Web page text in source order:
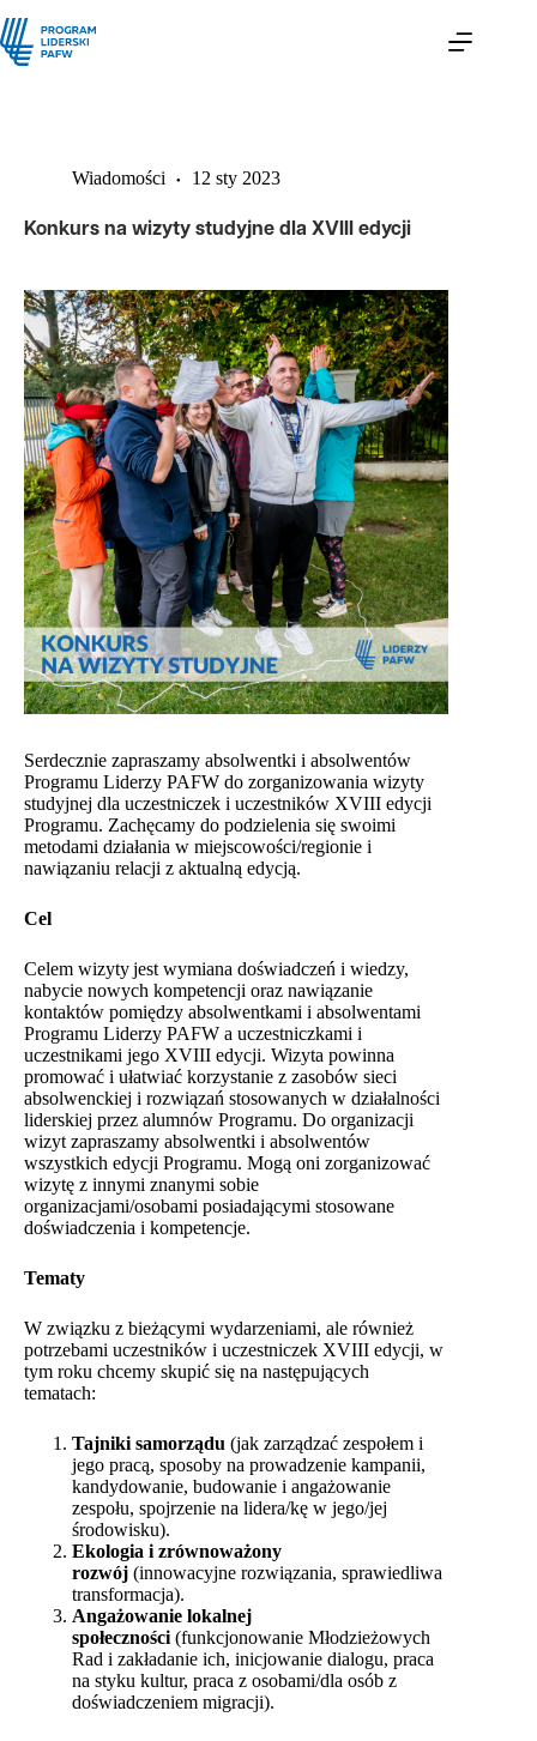
Wiadomości 12 sty 2023
Konkurs na wizyty studyjne dla XVIII edycji
Serdecznie zapraszamy absolwentki i absolwentów
Programu Liderzy PAFW do zorganizowania wizyty
studyjnej dla uczestniczek i uczestników XVIII edycji
Programu. Zachęcamy do podzielenia się swoimi
metodami działania w miejscowości/regionie i
nawiązaniu relacji z aktualną edycją.
Cel
Celem wizyty jest wymiana doświadczeń i wiedzy,
nabycie nowych kompetencji oraz nawiązanie
kontaktów pomiędzy absolwentkami i absolwentami
Programu Liderzy PAFW a uczestniczkami i
uczestnikami jego XVIII edycji. Wizyta powinna
promować i ułatwiać korzystanie z zasobów sieci
absolwenckiej i rozwiązań stosowanych w działalności
liderskiej przez alumnów Programu. Do organizacji
wizyt zapraszamy absolwentki i absolwentów
wszystkich edycji Programu. Mogą oni zorganizować
wizytę z innymi znanymi sobie
organizacjami/osobami posiadającymi stosowane
doświadczenia i kompetencje.
Tematy
W związku z bieżącymi wydarzeniami, ale również
potrzebami uczestników i uczestniczek XVIII edycji, w
tym roku chcemy skupić się na następujących
tematach:
Tajniki samorządu (jak zarządzać zespołem i
jego pracą, sposoby na prowadzenie kampanii,
kandydowanie, budowanie i angażowanie
zespołu, spojrzenie na lidera/kę w jego/jej
środowisku).
Ekologia i zrównoważony
rozwój (innowacyjne rozwiązania, sprawiedliwa
transformacja).
Angażowanie lokalnej
społeczności (funkcjonowanie Młodzieżowych
Rad i zakładanie ich, inicjowanie dialogu, praca
na styku kultur, praca z osobami/dla osób z
doświadczeniem migracji).